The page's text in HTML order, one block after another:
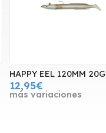
HAPPY EEL 120MM 20G
12,95€
más variaciones